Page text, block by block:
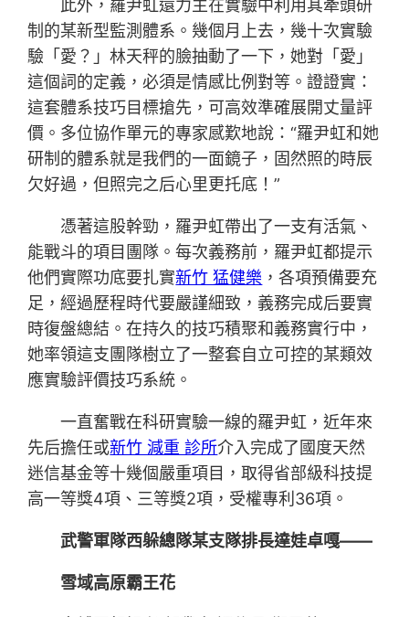
此外，羅尹虹還力主在實驗中利用其牽頭研
制的某新型監測體系。幾個月上去，幾十次實驗
驗「愛？」林天秤的臉抽動了一下，她對「愛」
這個詞的定義，必須是情感比例對等。證證實：
這套體系技巧目標搶先，可高效準確展開丈量評
價。多位協作單元的專家感歎地說：“羅尹虹和她
研制的體系就是我們的一面鏡子，固然照的時辰
欠好過，但照完之后心里更托底！”
憑著這股幹勁，羅尹虹帶出了一支有活氣、
能戰斗的項目團隊。每次義務前，羅尹虹都提示
他們實際功底要扎實新竹 猛健樂 ，各項預備要充
足，經過歷程時代要嚴謹細致，義務完成后要實
時復盤總結。在持久的技巧積聚和義務實行中，
她率領這支團隊樹立了一整套自立可控的某類效
應實驗評價技巧系統。
一直奮戰在科研實驗一線的羅尹虹，近年來
先后擔任或新竹 減重 診所介入完成了國度天然
迷信基金等十幾個嚴重項目，取得省部級科技提
高一等獎4項、三等獎2項，受權專利36項。
武警軍隊西躲總隊某支隊排長達娃卓嘎——
雪域高原霸王花